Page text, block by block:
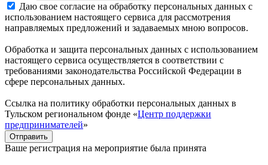
Даю свое согласие на обработку персональных данных с
использованием настоящего сервиса для рассмотрения
направляемых предложений и задаваемых мною вопросов.
Обработка и защита персональных данных с использованием
настоящего сервиса осуществляется в соответствии с
требованиями законодательства Российской Федерации в
сфере персональных данных.
Ссылка на политику обработки персональных данных в
Тульском региональном фонде «Центр поддержки
предпринимателей»
Отправить
Ваше регистрация на мероприятие была принята